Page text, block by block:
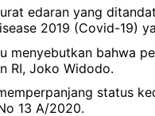
edaran yang
2019 (Covid-19)
menyebutkan bahwa
RI, Joko Widodo.
status
13 A/2020.